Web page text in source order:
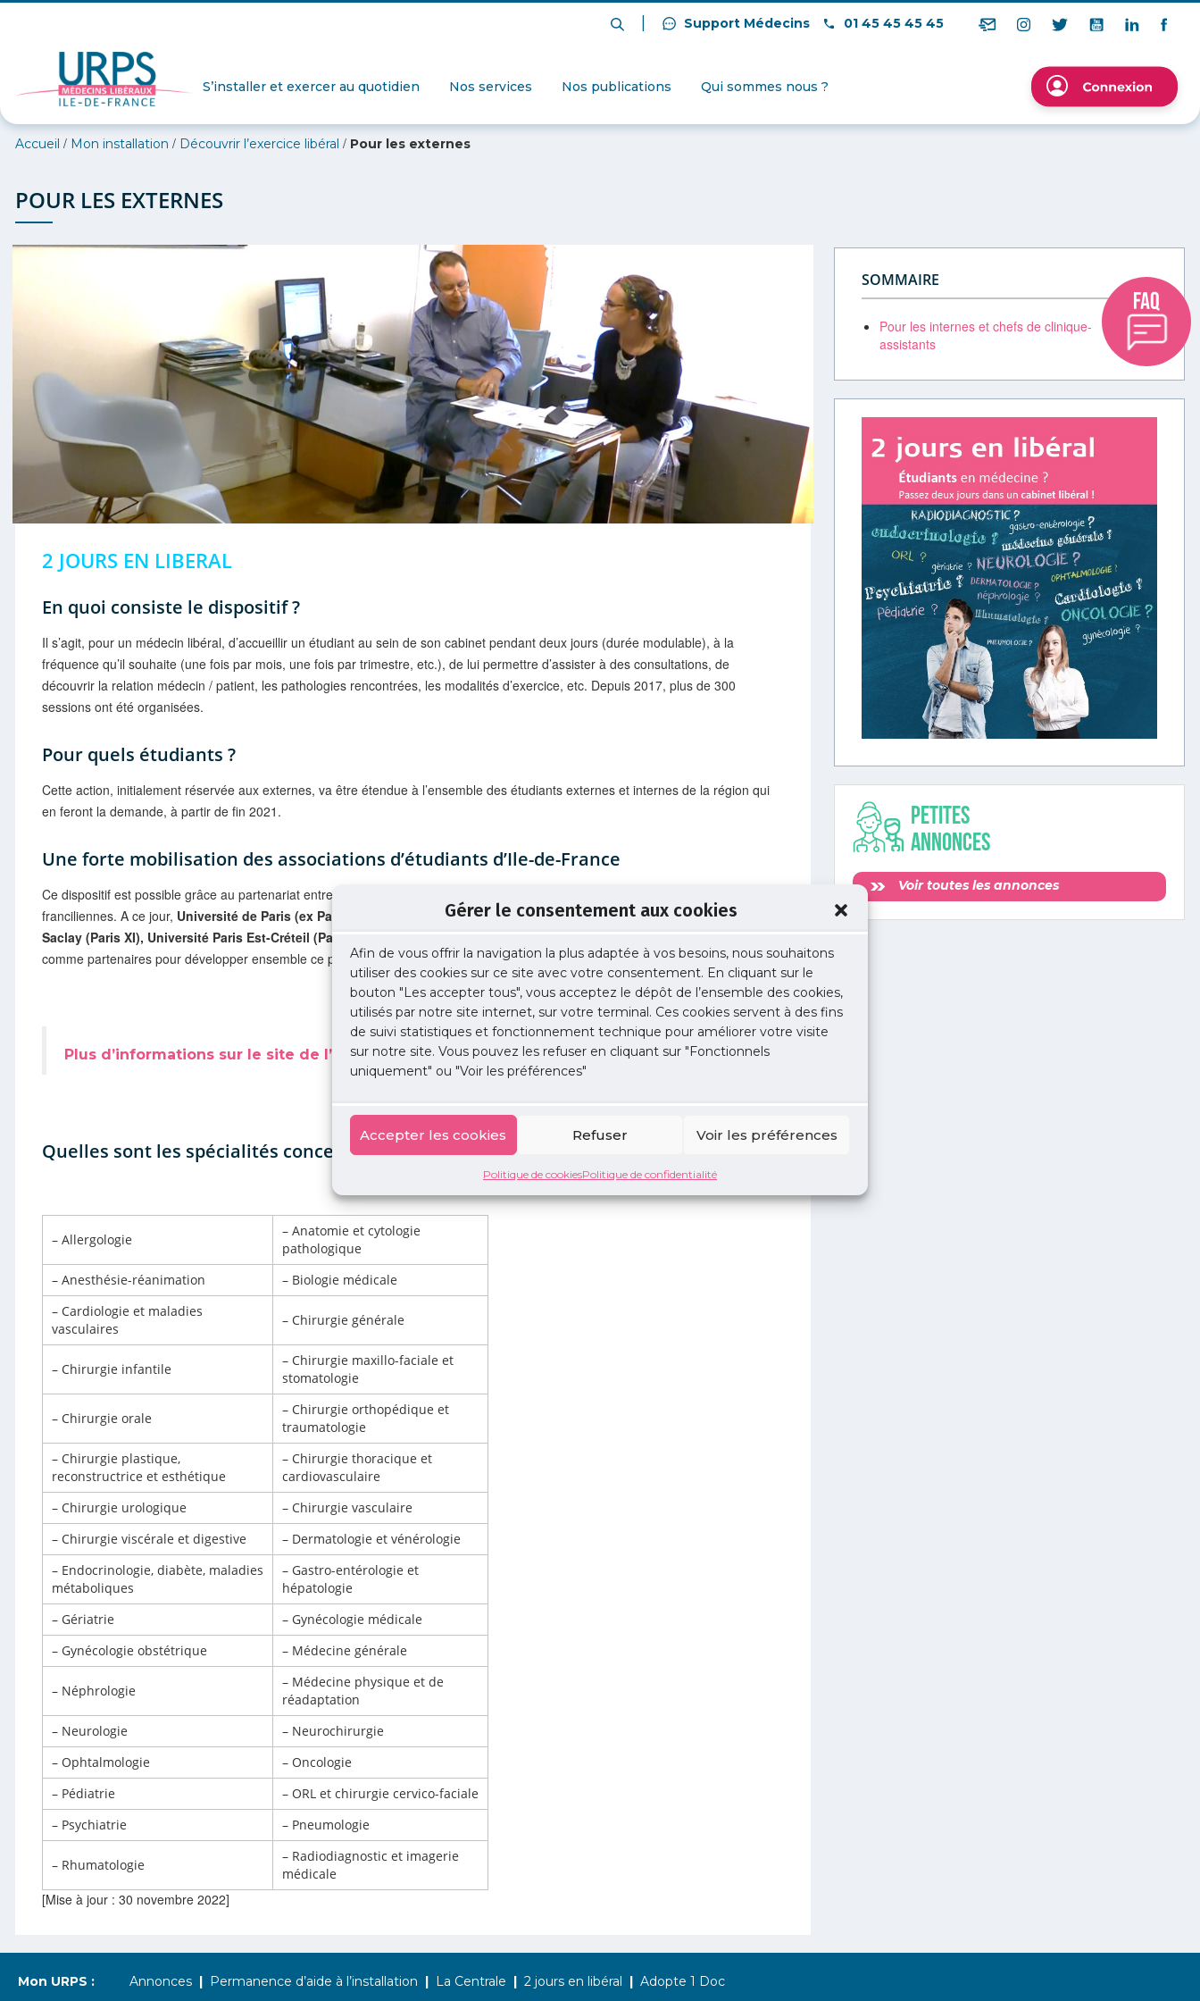
Gérer le consentement aux cookies
Afin de vous offrir la navigation la plus adaptée à vos besoins, nous souhaitons
utiliser des cookies sur ce site avec votre consentement. En cliquant sur le
bouton "Les accepter tous", vous acceptez le dépôt de l’ensemble des cookies,
utilisés par notre site internet, sur votre terminal. Ces cookies servent à des fins
de suivi statistiques et fonctionnement technique pour améliorer votre visite
sur notre site. Vous pouvez les refuser en cliquant sur "Fonctionnels
uniquement" ou "Voir les préférences"
Accepter les cookies Refuser Voir les préférences
Politique de cookiesPolitique de confidentialité
Support Médecins 01 45 45 45 45
S’installer et exercer au quotidien Nos services Nos publications Qui sommes nous ?
Accueil / Mon installation / Découvrir l’exercice libéral / Pour les externes
POUR LES EXTERNES
2 JOURS EN LIBERAL
En quoi consiste le dispositif ?
Il s’agit, pour un médecin libéral, d’accueillir un étudiant au sein de son cabinet pendant deux jours (durée modulable), à la
fréquence qu’il souhaite (une fois par mois, une fois par trimestre, etc.), de lui permettre d’assister à des consultations, de
découvrir la relation médecin / patient, les pathologies rencontrées, les modalités d’exercice, etc. Depuis 2017, plus de 300
sessions ont été organisées.
Pour quels étudiants ?
Cette action, initialement réservée aux externes, va être étendue à l’ensemble des étudiants externes et internes de la région qui
en feront la demande, à partir de fin 2021.
Une forte mobilisation des associations d’étudiants d’Ile-de-France
Ce dispositif est possible grâce au partenariat entre l’URPS médecins et plusieurs associations d’étudiants de facultés
franciliennes. A ce jour, Université de Paris (ex Paris V et Paris VII), Sorbonne Université (ex Paris VI), Université Paris
Saclay (Paris XI), Université Paris Est-Créteil (Paris XII) et Sorbonne Paris Nord (Paris XIII)se sont d’ores et déjà engagés
comme partenaires pour développer ensemble ce projet : réunions de travail, communication auprès des étudiants…
Plus d’informations sur le site de l’URPS médecins Ile-de-France
Quelles sont les spécialités concernées ?
– Allergologie
– Anatomie et cytologie
pathologique
– Anesthésie-réanimation
– Biologie médicale
– Cardiologie et maladies
vasculaires
– Chirurgie générale
– Chirurgie infantile
– Chirurgie maxillo-faciale et
stomatologie
– Chirurgie orale
– Chirurgie orthopédique et
traumatologie
– Chirurgie plastique,
reconstructrice et esthétique
– Chirurgie thoracique et
cardiovasculaire
– Chirurgie urologique
– Chirurgie vasculaire
– Chirurgie viscérale et digestive
– Dermatologie et vénérologie
– Endocrinologie, diabète, maladies
métaboliques
– Gastro-entérologie et
hépatologie
– Gériatrie
– Gynécologie médicale
– Gynécologie obstétrique
– Médecine générale
– Néphrologie
– Médecine physique et de
réadaptation
– Neurologie
– Neurochirurgie
– Ophtalmologie
– Oncologie
– Pédiatrie
– ORL et chirurgie cervico-faciale
– Psychiatrie
– Pneumologie
– Rhumatologie
– Radiodiagnostic et imagerie
médicale
[Mise à jour : 30 novembre 2022]
SOMMAIRE
Pour les internes et chefs de clinique-
assistants
Petites
annonces
Voir toutes les annonces
Mon URPS : Annonces Permanence d’aide à l’installation La Centrale 2 jours en libéral Adopte 1 Doc